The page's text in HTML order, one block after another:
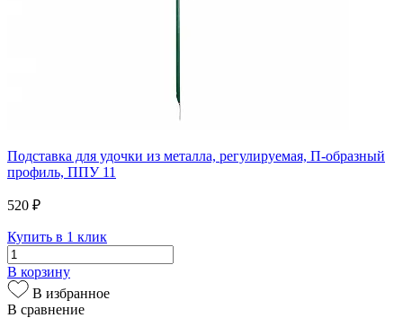
Подставка для удочки из металла, регулируемая, П-образный
профиль, ППУ 11
520 ₽
Купить в 1 клик
В корзину
В избранное
В сравнение